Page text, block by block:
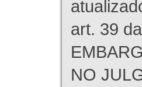
art. 39
NO